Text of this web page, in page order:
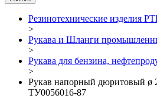
Резинотехнические изделия
>
Рукава и Шланги
>
Рукава для бензина,
>
Рукав напорный дюритовый
ТУ0056016-87